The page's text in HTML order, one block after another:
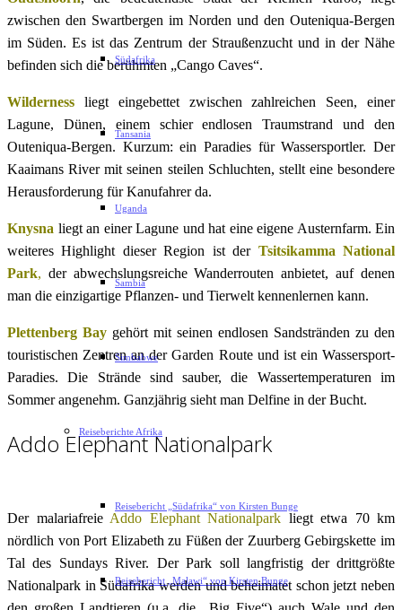
Südafrika
Tansania
Uganda
Sambia
Simbabwe
Reiseberichte Afrika
Reisebericht „Südafrika“ von Kirsten Bunge
Reisebericht „Malawi“ von Kirsten Bunge
zwischen den Swartbergen im Norden und den Outeniqua-Bergen
im Süden. Es ist das Zentrum der Straußenzucht und in der Nähe
befinden sich die berühmten „Cango Caves“.
Wilderness liegt eingebettet zwischen zahlreichen Seen, einer
Lagune, Dünen, einem schier endlosen Traumstrand und den
Outeniqua-Bergen. Kurzum: ein Paradies für Wassersportler. Der
Kaaimans River mit seinen steilen Schluchten, stellt eine besondere
Herausforderung für Kanufahrer da.
Knysna liegt an einer Lagune und hat eine eigene Austernfarm. Ein
weiteres Highlight dieser Region ist der Tsitsikamma National
Park, der abwechslungsreiche Wanderrouten anbietet, auf denen
man die einzigartige Pflanzen- und Tierwelt kennenlernen kann.
Plettenberg Bay gehört mit seinen endlosen Sandstränden zu den
touristischen Zentren an der Garden Route und ist ein Wassersport-
Paradies. Die Strände sind sauber, die Wassertemperaturen im
Sommer angenehm. Ganzjährig sieht man Delfine in der Bucht.
Addo Elephant Nationalpark
Der malariafreie Addo Elephant Nationalpark liegt etwa 70 km
nördlich von Port Elizabeth zu Füßen der Zuurberg Gebirgskette im
Tal des Sundays River. Der Park soll langfristig der drittgrößte
Nationalpark in Südafrika werden und beheimatet schon jetzt neben